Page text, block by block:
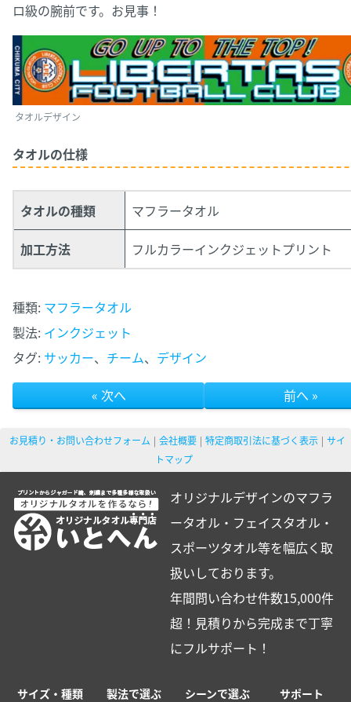
ロ級の腕前です。お見事！
タオルデザイン
タオルの仕様
タオルの種類 マフラータオル
加工方法 フルカラーインクジェットプリント
種類: マフラータオル
製法: インクジェット
タグ: サッカー、 チーム、 デザイン
« 次へ
前へ »
お見積り・お問い合わせフォーム 会社概要 特定商取引法に基づく表示
サイ
トマップ
オリジナルデザインのマフラ
ータオル・フェイスタオル・
スポーツタオル等を幅広く取
扱いしております。
年間問い合わせ件数15,000件
超！見積りから完成まで丁寧
にフルサポート！
サイズ・種類
製法で選ぶ シーンで選ぶ サポート